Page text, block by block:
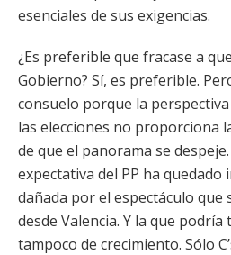
esenciales de sus exigencias.
¿Es preferible que fracase a
Gobierno? Sí, es preferible.
consuelo porque la
las elecciones no proporciona
de que el panorama se
expectativa del PP ha
dañada por el espectáculo que
desde Valencia. Y la que podría
tampoco de crecimiento. Sólo